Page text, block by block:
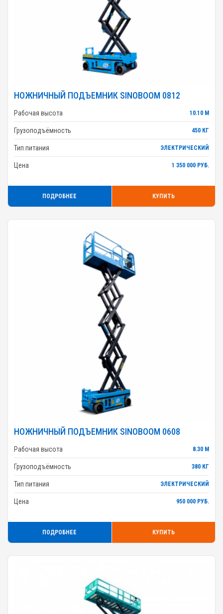
НОЖНИЧНЫЙ ПОДЪЕМНИК SINOBOOM 0812
Рабочая высота 10.10 М
Грузоподъёмность 450 КГ
Тип питания ЭЛЕКТРИЧЕСКИЙ
Цена 1 350 000 РУБ.
ПОДРОБНЕЕ КУПИТЬ
НОЖНИЧНЫЙ ПОДЪЕМНИК SINOBOOM 0608
Рабочая высота 8.30 М
Грузоподъёмность 380 КГ
Тип питания ЭЛЕКТРИЧЕСКИЙ
Цена 950 000 РУБ.
ПОДРОБНЕЕ КУПИТЬ